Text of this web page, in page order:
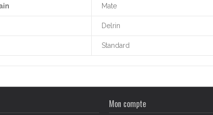
Mate
Delrin
Standard
Mon compte